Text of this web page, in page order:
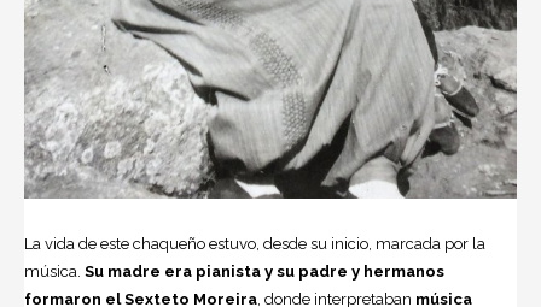
La vida de este chaqueño estuvo, desde su inicio, marcada por la
música. Su madre era pianista y su padre y hermanos
formaron el Sexteto Moreira , donde interpretaban música